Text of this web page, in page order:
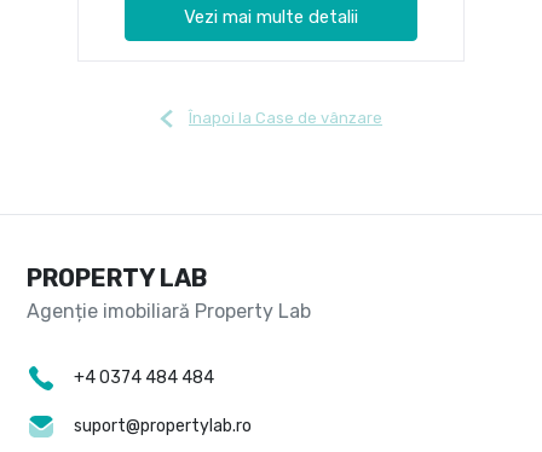
Vezi mai multe detalii
Înapoi la Case de vânzare
PROPERTY LAB
+4 0374 484 484
suport@propertylab.ro